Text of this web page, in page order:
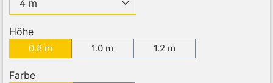
Höhe
0.8 m 1.0 m 1.2 m
Farbe